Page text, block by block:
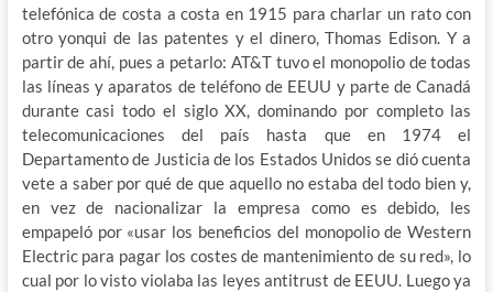
telefónica de costa a costa en 1915 para charlar un rato con
otro yonqui de las patentes y el dinero, Thomas Edison. Y a
partir de ahí, pues a petarlo: AT&T tuvo el monopolio de todas
las líneas y aparatos de teléfono de EEUU y parte de Canadá
durante casi todo el siglo XX, dominando por completo las
telecomunicaciones del país hasta que en 1974 el
Departamento de Justicia de los Estados Unidos se dió cuenta
vete a saber por qué de que aquello no estaba del todo bien y,
en vez de nacionalizar la empresa como es debido, les
empapeló por «usar los beneficios del monopolio de Western
Electric para pagar los costes de mantenimiento de su red», lo
cual por lo visto violaba las leyes antitrust de EEUU. Luego ya